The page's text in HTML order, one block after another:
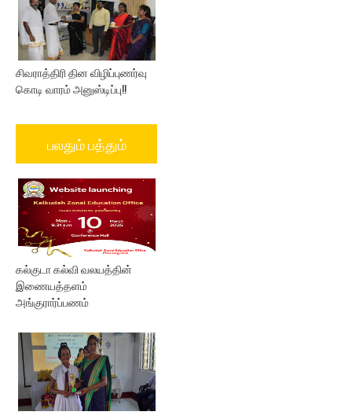
சிவராத்திரி தின விழிப்புணர்வு
கொடி வாரம் அனுஸ்டிப்பு!!
பலதும் பத்தும்
கல்குடா கல்வி வலயத்தின்
இணையத்தளம்
அங்குரார்ப்பணம்